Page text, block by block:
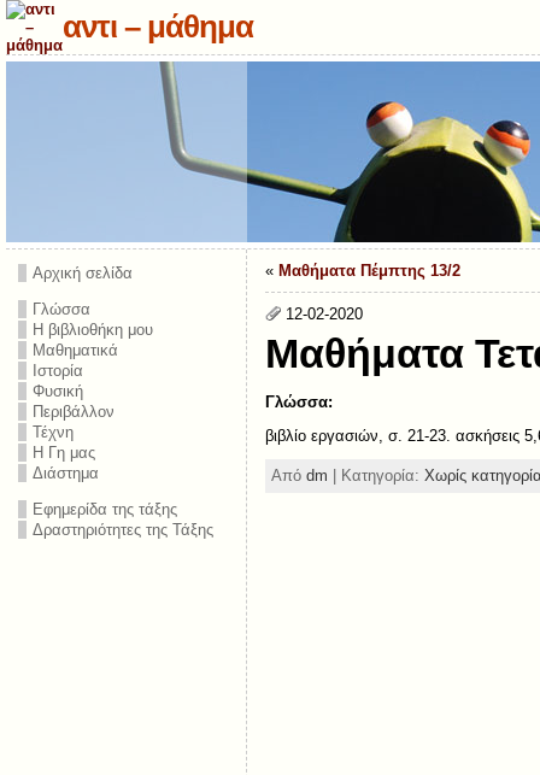
αντι – μάθημα
Αρχική σελίδα
Γλώσσα
Η βιβλιοθήκη μου
Μαθηματικά
Ιστορία
Φυσική
Περιβάλλον
Τέχνη
Η Γη μας
Διάστημα
Εφημερίδα της τάξης
Δραστηριότητες της Τάξης
« Μαθήματα Πέμπτης 13/2
12-02-2020
Μαθήματα
Γλώσσα:
βιβλίο εργασιών, σ. 21-23. ασκήσεις
Από dm | Κατηγορία: Χωρίς